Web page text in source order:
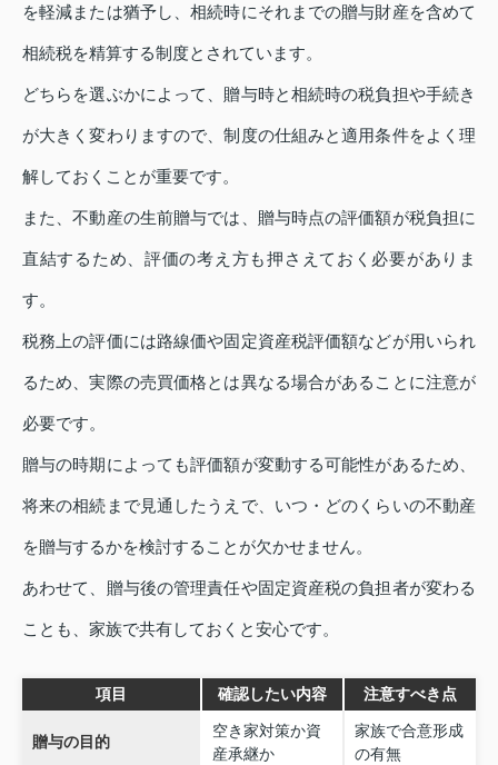
を軽減または猶予し、相続時にそれまでの贈与財産を含めて
相続税を精算する制度とされています。
どちらを選ぶかによって、贈与時と相続時の税負担や手続き
が大きく変わりますので、制度の仕組みと適用条件をよく理
解しておくことが重要です。
また、不動産の生前贈与では、贈与時点の評価額が税負担に
直結するため、評価の考え方も押さえておく必要がありま
す。
税務上の評価には路線価や固定資産税評価額などが用いられ
るため、実際の売買価格とは異なる場合があることに注意が
必要です。
贈与の時期によっても評価額が変動する可能性があるため、
将来の相続まで見通したうえで、いつ・どのくらいの不動産
を贈与するかを検討することが欠かせません。
あわせて、贈与後の管理責任や固定資産税の負担者が変わる
ことも、家族で共有しておくと安心です。
項目 確認したい内容 注意すべき点
贈与の目的
空き家対策か資
産承継か
家族で合意形成
の有無